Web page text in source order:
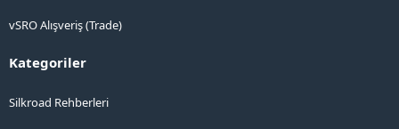
vSRO Alışveriş (Trade)
Kategoriler
Silkroad Rehberleri